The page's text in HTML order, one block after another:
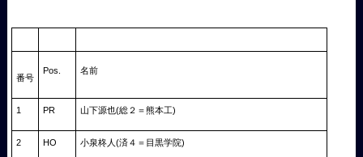
番号
Pos. 名前
1 PR 山下源也(総２＝熊本工)
2 HO 小泉柊人(済４＝目黒学院)